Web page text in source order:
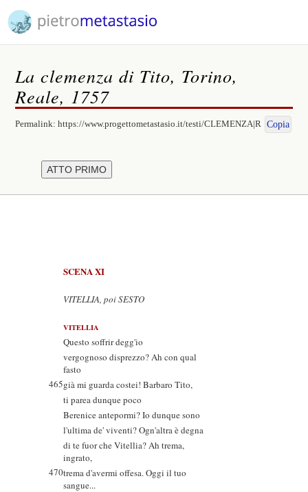
La clemenza di Tito, Torino,
Reale, 1757
Permalink:https://www.progettometastasio.it/testi/CLEMENZA|R Copia
SCENA XI
VITELLIA, poi SESTO
VITELLIA
Questo soffrir degg'io
vergognoso disprezzo? Ah con qual
fasto
465già mi guarda costei! Barbaro Tito,
ti parea dunque poco
Berenice antepormi? Io dunque sono
l'ultima de' viventi? Ogn'altra è degna
di te fuor che Vitellia? Ah trema,
ingrato,
470trema d'avermi offesa. Oggi il tuo
sangue...